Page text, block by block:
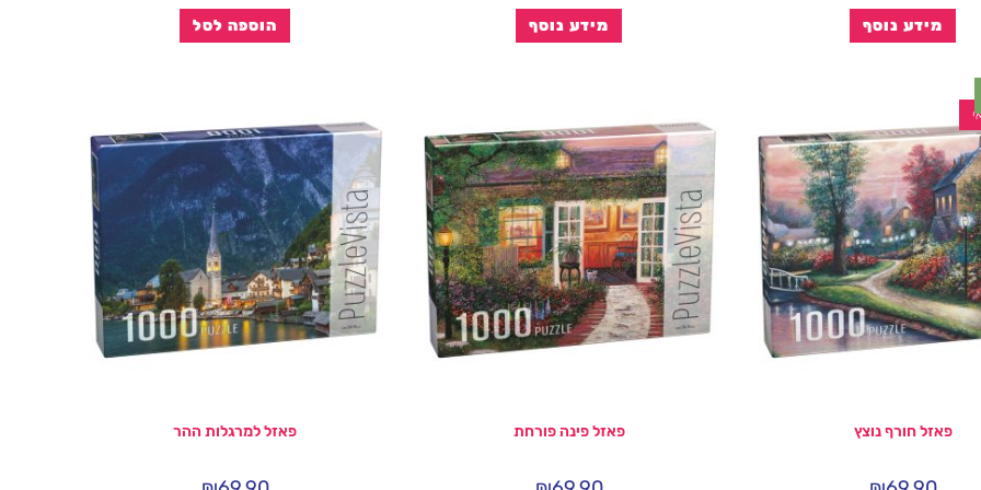
מידע נוסף מידע נוסף הוספה לסל
פאזל חורף נוצץ פאזל פינה פורחת פאזל למרגלות ההר